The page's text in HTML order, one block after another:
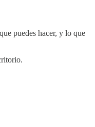
puedes hacer, y lo que